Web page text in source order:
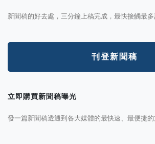
新聞稿的好去處，三分鐘上稿完成，最快接觸最多
刊登新聞稿
立即購買新聞稿曝光
發一篇新聞稿透通到各大媒體的最快速、最便捷的